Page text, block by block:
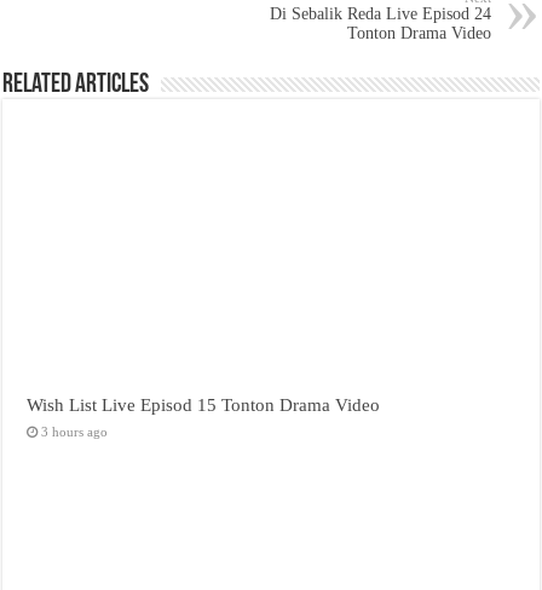
Di Sebalik Reda Live Episod 24
Tonton Drama Video
Related Articles
Wish List Live Episod 15 Tonton Drama Video
3 hours ago